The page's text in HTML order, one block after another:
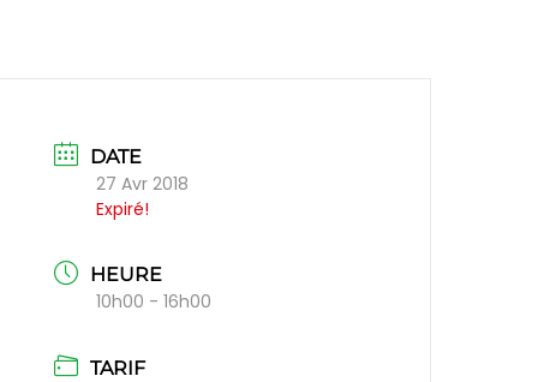
DATE
27 Avr 2018
Expiré!
HEURE
10h00 - 16h00
TARIF